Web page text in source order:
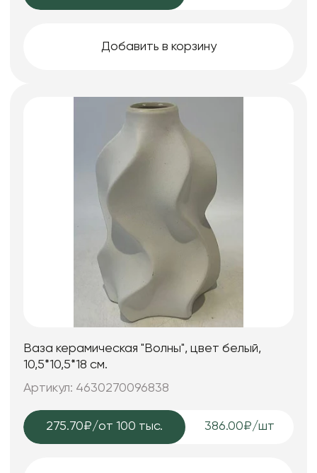
Добавить в корзину
Ваза керамическая "Волны", цвет белый,
10,5*10,5*18 см.
Артикул: 4630270096838
275.70₽/от 100 тыс. 386.00₽/шт